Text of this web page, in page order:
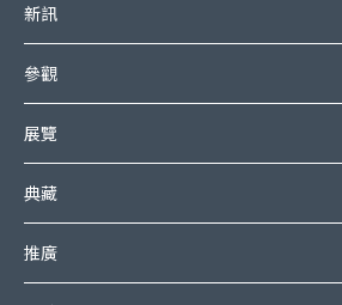
新訊
參觀
展覽
典藏
推廣